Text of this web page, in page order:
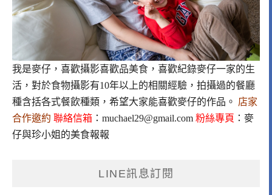
我是麥仔，喜歡攝影喜歡品美食，喜歡紀錄麥仔一家的生
活，對於食物攝影有10年以上的相關經驗，拍攝過的餐廳
種含括各式餐飲種類，希望大家能喜歡麥仔的作品。 店家
合作邀約 聯絡信箱 ： muchael29@gmail.com 粉絲專頁 ： 麥
仔與珍小姐的美食報報
LINE訊息訂閱